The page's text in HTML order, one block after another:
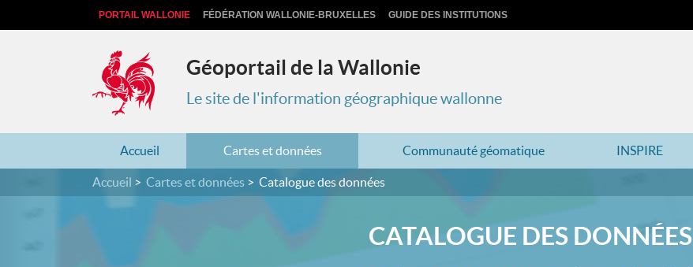
PORTAIL WALLONIE FÉDÉRATION WALLONIE-BRUXELLES GUIDE DES INSTITUTIONS
Géoportail de la Wallonie
Le site de l'information géographique wallonne
Accueil Cartes et données Communauté géomatique INSPIRE
Accueil Cartes et données Catalogue des données
CATALOGUE DES DONNÉES